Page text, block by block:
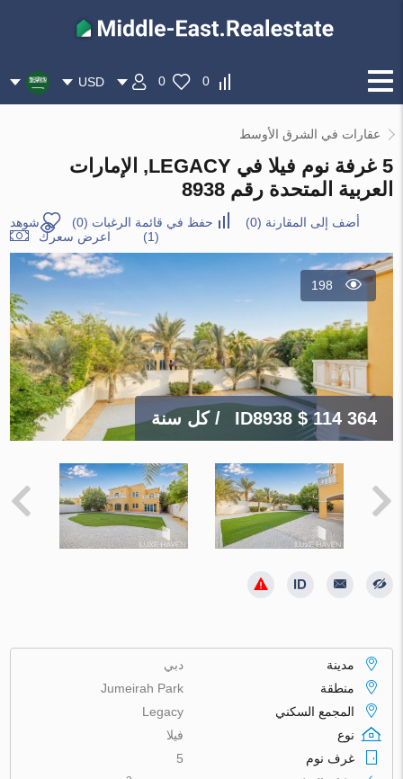
0
0
USD
عقارات في الشرق الأوسط
5 غرفة نوم فيلا في LEGACY, الإمارات
العربية المتحدة رقم 8938
أضف إلى المقارنة (
0
) حفظ في قائمة الرغبات (
0
)
شوهد
(1)
اعرض سعرك
198
ID8938$ 114 364 / كل سنة
مدينة
دبي
منطقة
Jumeirah Park
المجمع السكني
Legacy
نوع
فيلا
غرف نوم
5